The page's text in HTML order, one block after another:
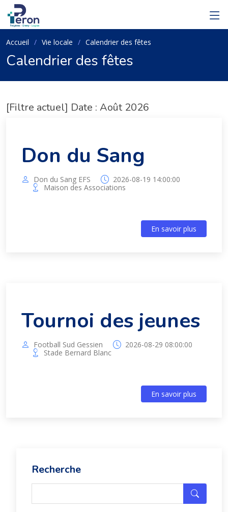
Accueil Vie locale Calendrier des fêtes
Calendrier des fêtes
[Filtre actuel] Date : Août 2026
Don du Sang
Don du Sang EFS
2026-08-19 14:00:00
Maison des Associations
En savoir plus
Tournoi des jeunes
Football Sud Gessien
2026-08-29 08:00:00
Stade Bernard Blanc
En savoir plus
Recherche